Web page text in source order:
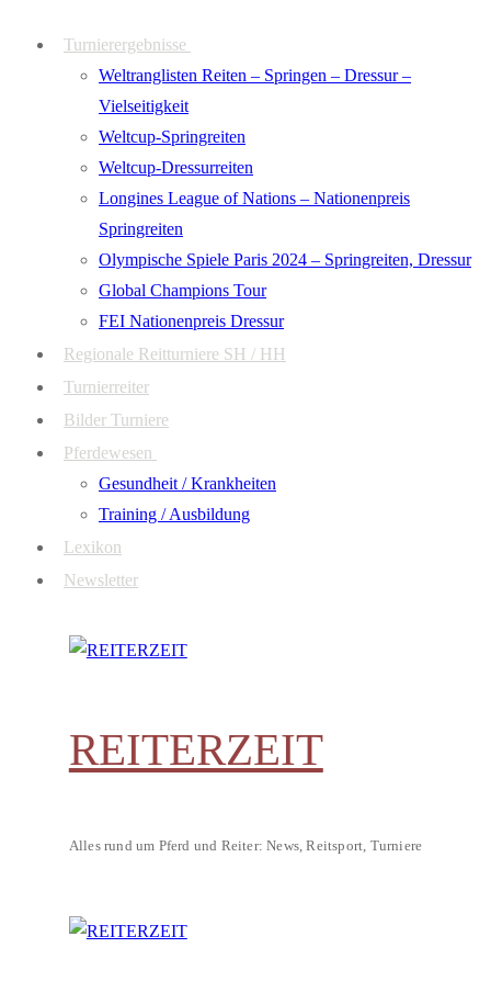
Turnierergebnisse
Weltranglisten Reiten – Springen – Dressur –
Vielseitigkeit
Weltcup-Springreiten
Weltcup-Dressurreiten
Longines League of Nations – Nationenpreis
Springreiten
Olympische Spiele Paris 2024 – Springreiten, Dressur
Global Champions Tour
FEI Nationenpreis Dressur
Regionale Reitturniere SH / HH
Turnierreiter
Bilder Turniere
Pferdewesen
Gesundheit / Krankheiten
Training / Ausbildung
Lexikon
Newsletter
REITERZEIT
Alles rund um Pferd und Reiter: News, Reitsport, Turniere